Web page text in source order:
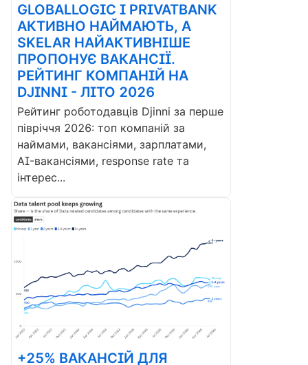
GLOBALLOGIC І PRIVATBANK
АКТИВНО НАЙМАЮТЬ, А
SKELAR НАЙАКТИВНІШЕ
ПРОПОНУЄ ВАКАНСІЇ.
РЕЙТИНГ КОМПАНІЙ НА
DJINNI - ЛІТО 2026
Рейтинг роботодавців Djinni за перше
півріччя 2026: топ компаній за
наймами, вакансіями, зарплатами,
AI-вакансіями, response rate та
інтерес...
+25% ВАКАНСІЙ ДЛЯ